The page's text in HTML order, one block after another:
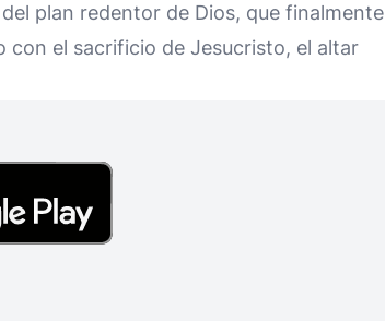
plan redentor de Dios, que finalmente
con el sacrificio de Jesucristo, el altar